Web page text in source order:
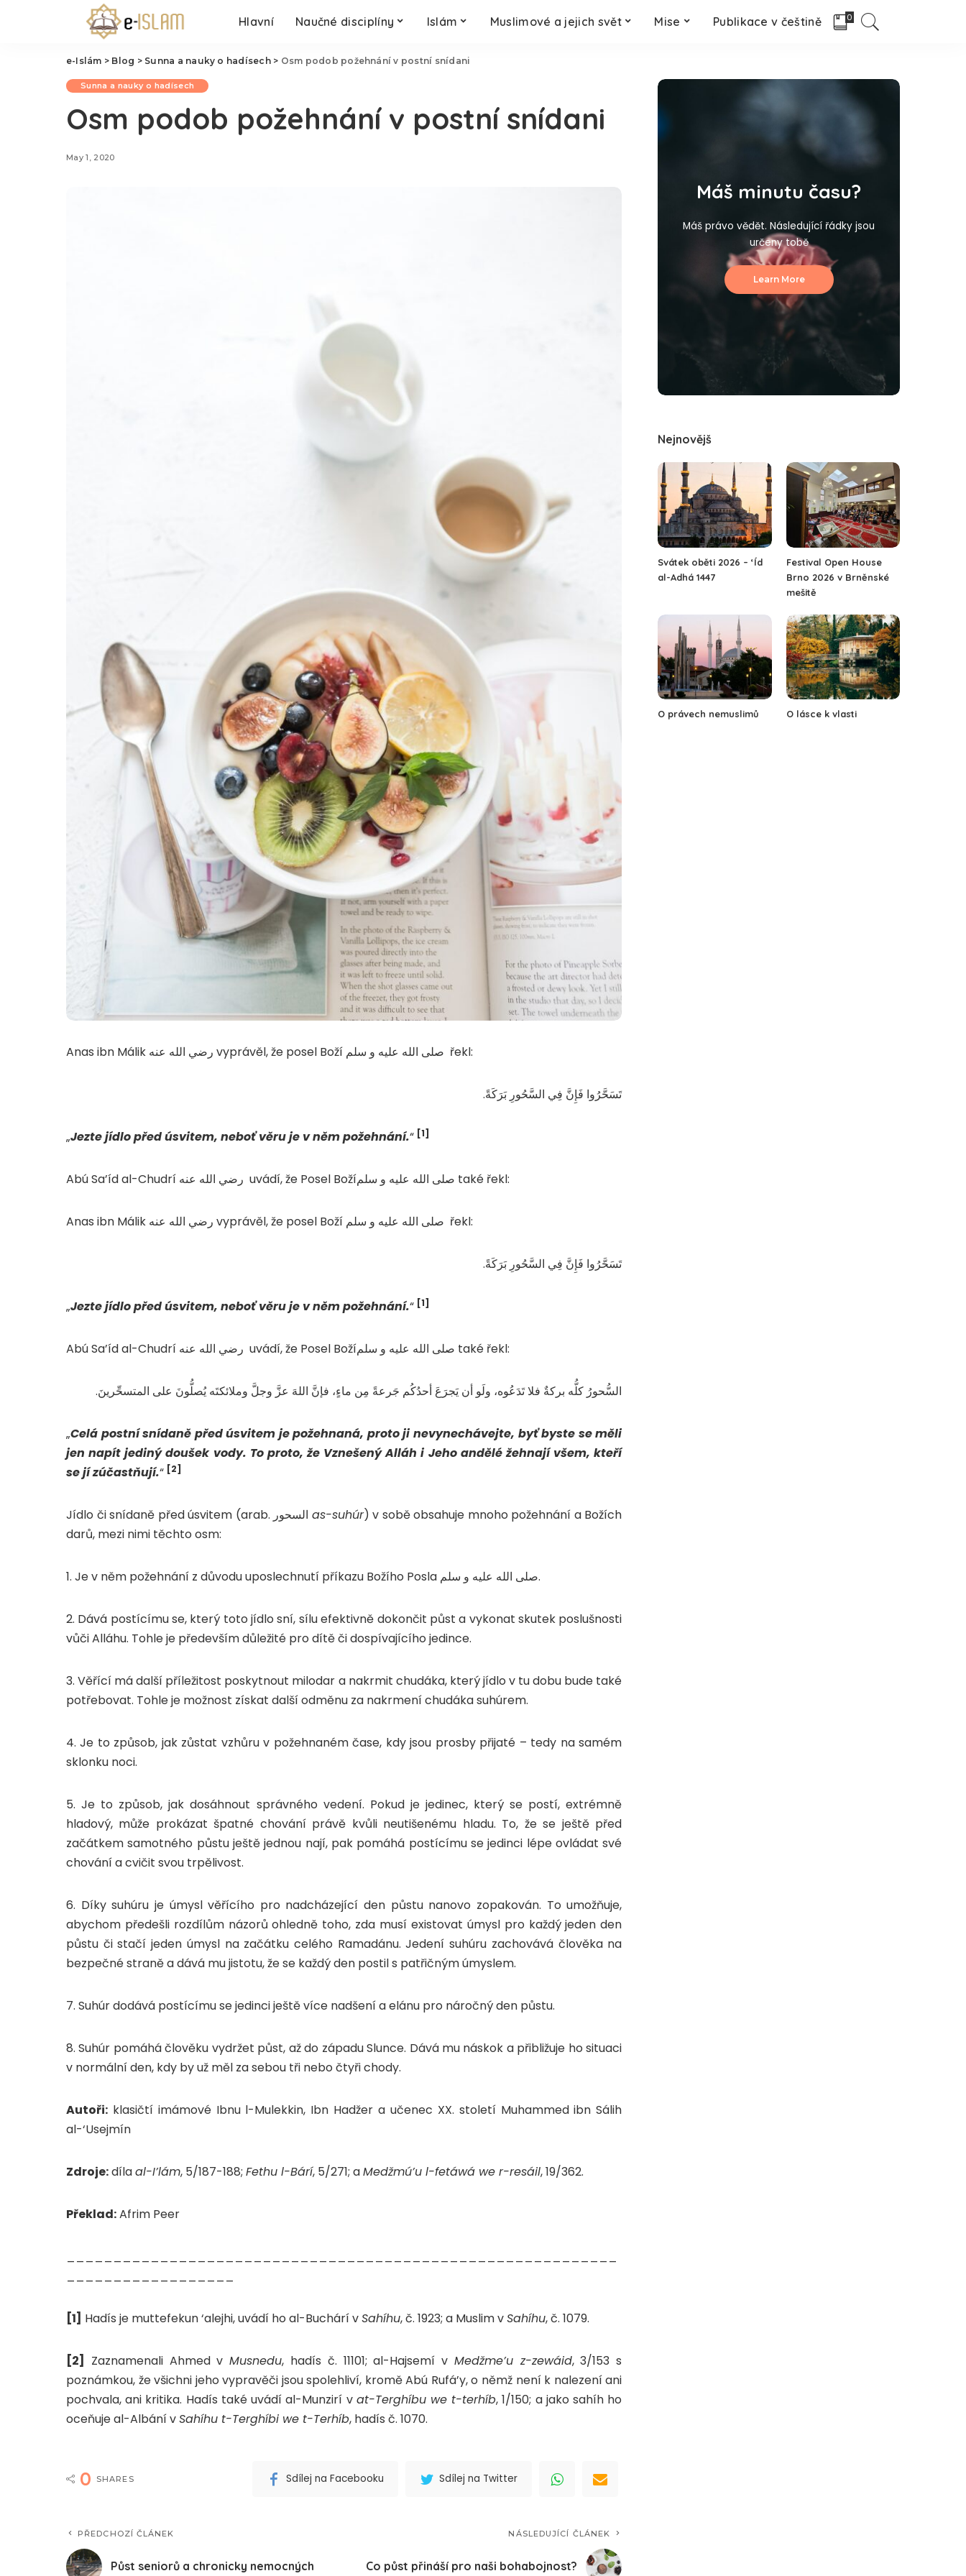
Hlavní Naučné disciplíny Islám Muslimové a jejich svět Mise Publikace v češtině 0
e-Islám > Blog > Sunna a nauky o hadísech> Osm podob požehnání v postní snídani
Sunna a nauky o hadísech
Osm podob požehnání v postní snídani
May 1, 2020
Anas ibn Málik رضي الله عنه vyprávěl, že posel Boží صلى الله عليه و سلم řekl:
تَسَحَّرُوا فَإِنَّ فِي السَّحُورِ بَرَكَةً.
„Jezte jídlo před úsvitem, neboť věru je v něm požehnání.“ [1]
Abú Sa’íd al-Chudrí رضي الله عنه uvádí, že Posel Božíصلى الله عليه و سلم také řekl:
Anas ibn Málik رضي الله عنه vyprávěl, že posel Boží صلى الله عليه و سلم řekl:
تَسَحَّرُوا فَإِنَّ فِي السَّحُورِ بَرَكَةً.
„Jezte jídlo před úsvitem, neboť věru je v něm požehnání.“ [1]
Abú Sa’íd al-Chudrí رضي الله عنه uvádí, že Posel Božíصلى الله عليه و سلم také řekl:
السُّحورُ كلُّه بركةٌ فلا تَدَعُوه، ولَو أن يَجرَعَ أحدُكُم جَرعةً مِن ماءٍ، فإنَّ اللهَ عزَّ وجلَّ وملائكتَه يُصلُّونَ على المتسحِّرينَ.
„Celá postní snídaně před úsvitem je požehnaná, proto ji nevynechávejte, byť byste se měli
jen napít jediný doušek vody. To proto, že Vznešený Alláh i Jeho andělé žehnají všem, kteří
se jí zúčastňují.“ [2]
as-suhúr) v sobě obsahuje mnoho požehnání a Božích
darů, mezi nimi těchto osm:
1. Je v něm požehnání z důvodu uposlechnutí příkazu Božího Posla صلى الله عليه و سلم.
2. Dává postícímu se, který toto jídlo sní, sílu efektivně dokončit půst a vykonat skutek poslušnosti
vůči Alláhu. Tohle je především důležité pro dítě či dospívajícího jedince.
3. Věřící má další příležitost poskytnout milodar a nakrmit chudáka, který jídlo v tu dobu bude také
potřebovat. Tohle je možnost získat další odměnu za nakrmení chudáka suhúrem.
4. Je to způsob, jak zůstat vzhůru v požehnaném čase, kdy jsou prosby přijaté – tedy na samém
sklonku noci.
5. Je to způsob, jak dosáhnout správného vedení. Pokud je jedinec, který se postí, extrémně
hladový, může prokázat špatné chování právě kvůli neutišenému hladu. To, že se ještě před
začátkem samotného půstu ještě jednou nají, pak pomáhá postícímu se jedinci lépe ovládat své
chování a cvičit svou trpělivost.
6. Díky suhúru je úmysl věřícího pro nadcházející den půstu nanovo zopakován. To umožňuje,
abychom předešli rozdílům názorů ohledně toho, zda musí existovat úmysl pro každý jeden den
půstu či stačí jeden úmysl na začátku celého Ramadánu. Jedení suhúru zachovává člověka na
bezpečné straně a dává mu jistotu, že se každý den postil s patřičným úmyslem.
7. Suhúr dodává postícímu se jedinci ještě více nadšení a elánu pro náročný den půstu.
8. Suhúr pomáhá člověku vydržet půst, až do západu Slunce. Dává mu náskok a přibližuje ho situaci
v normální den, kdy by už měl za sebou tři nebo čtyři chody.
Autoři: klasičtí imámové Ibnu l-Mulekkin, Ibn Hadžer a učenec XX. století Muhammed ibn Sálih
al-‘Usejmín
Zdroje:dílaal-I’lám, 5/187-188; Fethu l-Bárí, 5/271; aMedžmú’u l-fetáwá we r-resáil, 19/362.
Překlad:Afrim Peer
[1] Hadís je muttefekun ‘alejhi, uvádí ho al-Buchárí vSahíhu, č. 1923; a Muslim vSahíhu, č. 1079.
[2] Zaznamenali Ahmed vMusnedu, hadís č. 11101; al-Hajsemí v Medžme’u z-zewáid, 3/153 s
poznámkou, že všichni jeho vypravěči jsou spolehliví, kromě Abú Rufá’y, o němž není k nalezení ani
pochvala, ani kritika. Hadís také uvádí al-Munzirí v at-Terghíbu we t-terhíb, 1/150; a jako sahíh ho
oceňuje al-Albání vSahíhu t-Terghíbi we t-Terhíb, hadís č. 1070.
0 SHARES Sdílej na Facebooku Sdílej na Twitter
PŘEDCHOZÍ ČLÁNEK
Půst seniorů a chronicky nemocných
NÁSLEDUJÍCÍ ČLÁNEK
Co půst přináší pro naši bohabojnost?
Máš minutu času?
Máš právo vědět. Následující řádky jsou
určeny tobě
Learn More
Nejnovějš
Svátek oběti 2026 – ‘Íd
al-Adhá 1447
Festival Open House
Brno 2026 v Brněnské
mešitě
O právech nemuslimů O lásce k vlasti